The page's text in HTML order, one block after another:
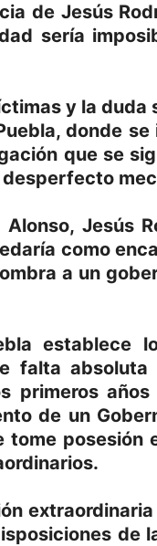
de Jesús
sería
y la duda
donde
que se
Jesús
como
a un
establece
falta absoluta
primeros
de un
tome posesión
de